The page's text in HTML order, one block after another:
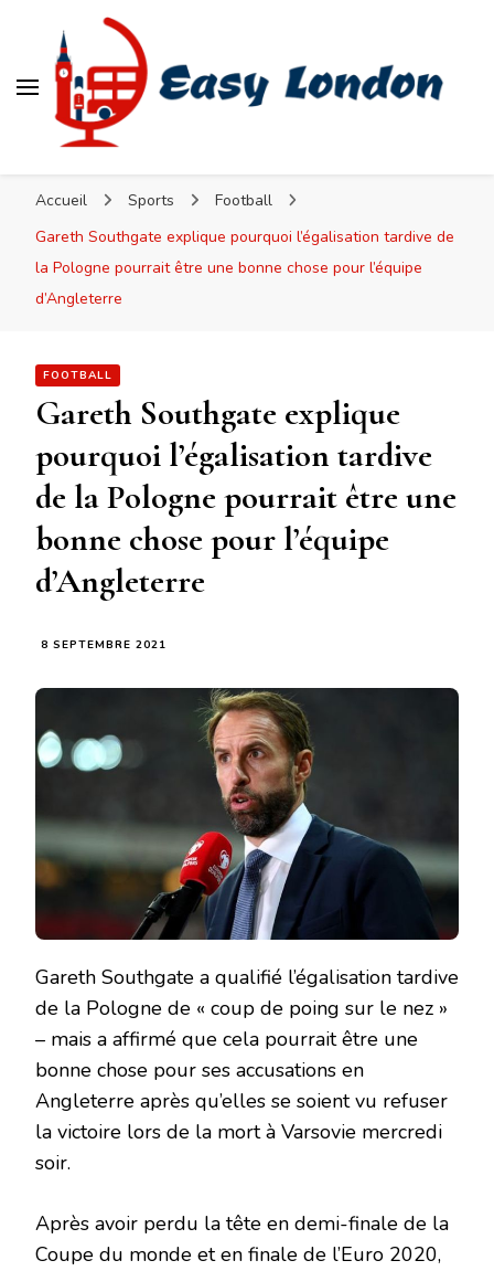
Accueil Sports
Football
Gareth Southgate explique pourquoi l’égalisation tardive de
la Pologne pourrait être une bonne chose pour l’équipe
d’Angleterre
FOOTBALL
Gareth Southgate explique
pourquoi l’égalisation tardive
de la Pologne pourrait être une
bonne chose pour l’équipe
d’Angleterre
8 SEPTEMBRE 2021
Gareth Southgate a qualifié l’égalisation tardive
de la Pologne de « coup de poing sur le nez »
– mais a affirmé que cela pourrait être une
bonne chose pour ses accusations en
Angleterre après qu’elles se soient vu refuser
la victoire lors de la mort à Varsovie mercredi
soir.
Après avoir perdu la tête en demi-finale de la
Coupe du monde et en finale de l’Euro 2020,